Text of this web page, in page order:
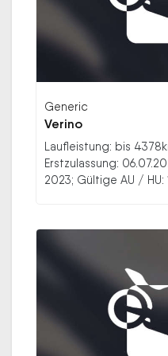
Generic
Verino
Laufleistung: bis
Erstzulassung:
2023; Gültige AU / HU: